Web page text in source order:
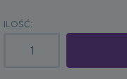
ILOŚĆ: